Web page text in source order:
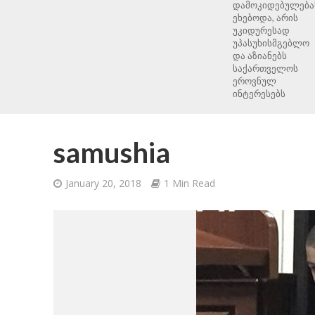
ეხებოდა, არის
უკიდურესად
უპასუხისმგებლო
და აზიანებს
საქართველოს
ეროვნულ
ინტერესებს
samushia
January 20, 2018 1 Min Read